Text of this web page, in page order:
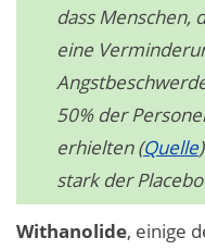
dass Menschen,
eine
50% der
erhielten (Quelle
stark der
Withanolide, einige